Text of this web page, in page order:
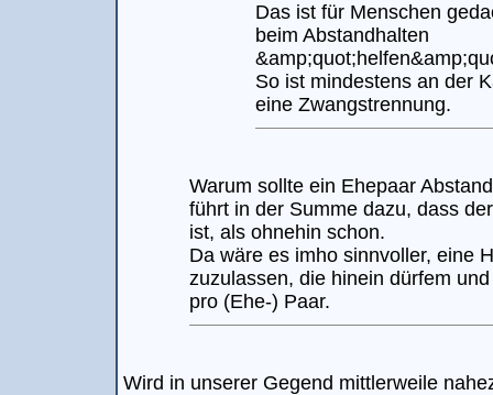
Das ist für Menschen
beim Abstandhalten
So ist mindestens an der
eine Zwangstrennung.
Warum sollte ein Ehepaar
führt in der Summe dazu, dass
ist, als ohnehin schon.
Da wäre es imho sinnvoller, eine
zuzulassen, die hinein dürfem
pro (Ehe-) Paar.
Wird in unserer Gegend mittlerweile